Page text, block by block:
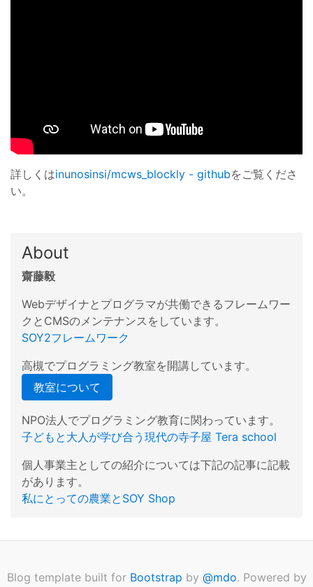
詳しくはinunosinsi/mcws_blockly - githubをご覧くださ
い。
About
齋藤毅
Webデザイナとプログラマが共働できるフレームワー
クとCMSのメンテナンスをしています。
SOY2フレームワーク
高槻でプログラミング教室を開講しています。
教室について
NPO法人でプログラミング教育に関わっています。
子どもと大人が学び合う現代の寺子屋 Tera school
個人事業主としての紹介については下記の記事に記載
があります。
私にとっての農業とSOY Shop
Blog template built for Bootstrap by @mdo. Powered by